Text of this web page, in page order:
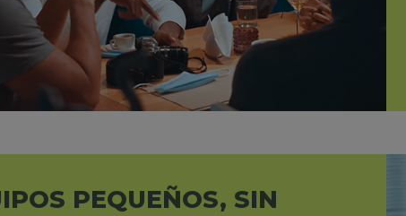
PEQUEÑOS, SIN